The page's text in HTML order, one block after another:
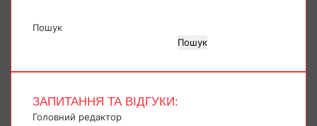
Пошук
Пошук
ЗАПИТАННЯ ТА ВІДГУКИ:
Головний редактор